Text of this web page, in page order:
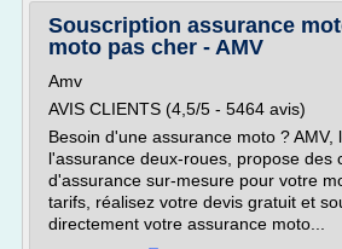
Souscription assurance
moto pas cher - AMV
Amv
AVIS CLIENTS (4,5/5 - 5464 avis)
Besoin d'une assurance moto ? AMV,
l'assurance deux-roues, propose des
d'assurance sur-mesure pour votre
tarifs, réalisez votre devis gratuit et
directement votre assurance moto...